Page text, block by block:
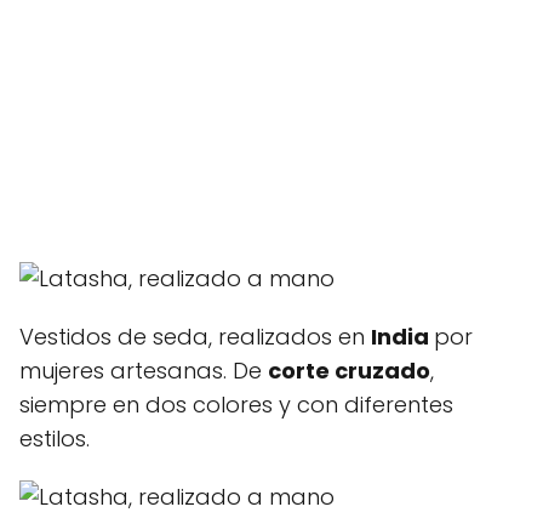
Vestidos de seda, realizados en India por
mujeres artesanas. De corte cruzado,
siempre en dos colores y con diferentes
estilos.